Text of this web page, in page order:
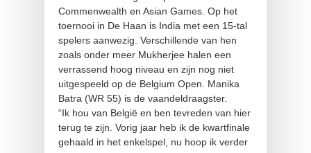
Commenwealth en Asian Games. Op het
toernooi in De Haan is India met een 15-tal
spelers aanwezig. Verschillende van hen
zoals onder meer Mukherjee halen een
verrassend hoog niveau en zijn nog niet
uitgespeeld op de Belgium Open. Manika
Batra (WR 55) is de vaandeldraagster.
“Ik hou van België en ben tevreden van hier
terug te zijn. Vorig jaar heb ik de kwartfinale
gehaald in het enkelspel, nu hoop ik verder